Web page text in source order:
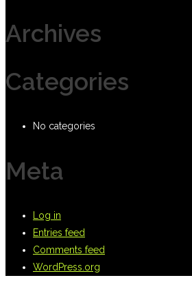
Archives
Categories
No categories
Meta
Log in
Entries feed
Comments feed
WordPress.org